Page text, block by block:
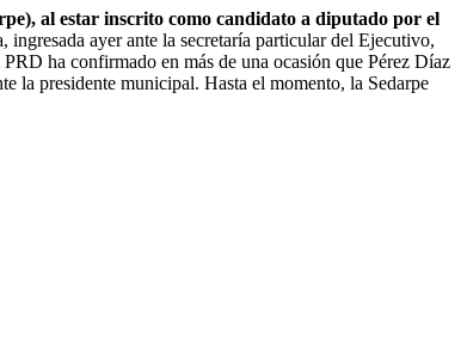
al estar inscrito como candidato a diputado por el
ingresada ayer ante la secretaría particular del Ejecutivo,
ha confirmado en más de una ocasión que Pérez Díaz
la presidente municipal. Hasta el momento, la Sedarpe